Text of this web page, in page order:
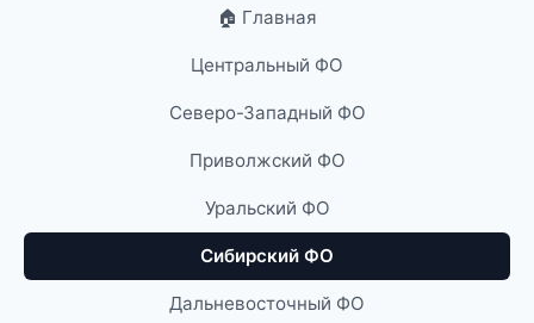
🏠 Главная
Центральный ФО
Северо-Западный ФО
Приволжский ФО
Уральский ФО
Сибирский ФО
Дальневосточный ФО